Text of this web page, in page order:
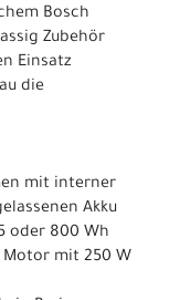
Bosch
Zubehör
Einsatz
die
mit interner
Akku
oder 800 Wh
Motor mit 250 W